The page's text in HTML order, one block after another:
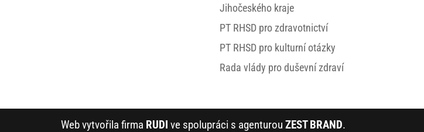
Jihočeského kraje
PT RHSD pro zdravotnictví
PT RHSD pro kulturní otázky
Rada vlády pro duševní zdraví
Web vytvořila firma RUDI ve spolupráci s agenturou ZEST BRAND.